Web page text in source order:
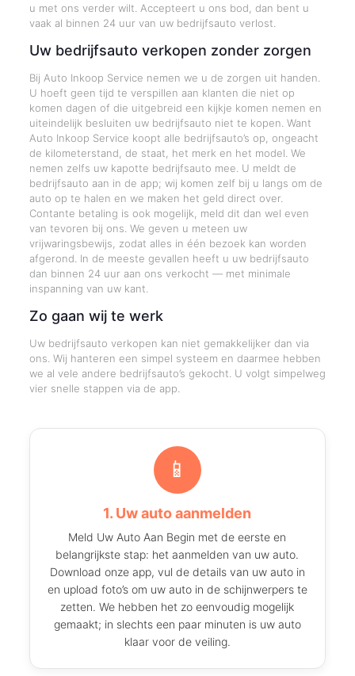
u met ons verder wilt. Accepteert u ons bod, dan bent u
vaak al binnen 24 uur van uw bedrijfsauto verlost.
Uw bedrijfsauto verkopen zonder zorgen
Bij Auto Inkoop Service nemen we u de zorgen uit handen.
U hoeft geen tijd te verspillen aan klanten die niet op
komen dagen of die uitgebreid een kijkje komen nemen en
uiteindelijk besluiten uw bedrijfsauto niet te kopen. Want
Auto Inkoop Service koopt alle bedrijfsauto’s op, ongeacht
de kilometerstand, de staat, het merk en het model. We
nemen zelfs uw kapotte bedrijfsauto mee. U meldt de
bedrijfsauto aan in de app; wij komen zelf bij u langs om de
auto op te halen en we maken het geld direct over.
Contante betaling is ook mogelijk, meld dit dan wel even
van tevoren bij ons. We geven u meteen uw
vrijwaringsbewijs, zodat alles in één bezoek kan worden
afgerond. In de meeste gevallen heeft u uw bedrijfsauto
dan binnen 24 uur aan ons verkocht — met minimale
inspanning van uw kant.
Zo gaan wij te werk
Uw bedrijfsauto verkopen kan niet gemakkelijker dan via
ons. Wij hanteren een simpel systeem en daarmee hebben
we al vele andere bedrijfsauto’s gekocht. U volgt simpelweg
vier snelle stappen via de app.
📱
1. Uw auto aanmelden
Meld Uw Auto Aan Begin met de eerste en
belangrijkste stap: het aanmelden van uw auto.
Download onze app, vul de details van uw auto in
en upload foto’s om uw auto in de schijnwerpers te
zetten. We hebben het zo eenvoudig mogelijk
gemaakt; in slechts een paar minuten is uw auto
klaar voor de veiling.